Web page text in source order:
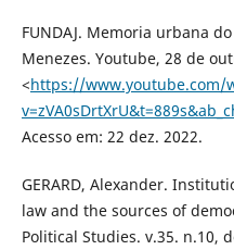
FUNDAJ. Memoria urbana
Menezes. Youtube, 28 de
<https://www.youtube.com/
Acesso em: 22 dez. 2022.
GERARD, Alexander.
law and the sources of
Political Studies. v.35. n.10,